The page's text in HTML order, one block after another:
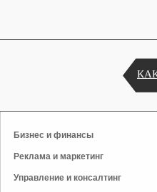
Бизнес и финансы
Реклама и маркетинг
Управление и консалтинг